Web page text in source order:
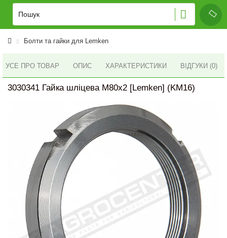
Болти та гайки для Lemken
УСЕ ПРО ТОВАР ОПИС ХАРАКТЕРИСТИКИ ВІДГУКИ (0)
3030341 Гайка шліцева M80x2 [Lemken] (KM16)